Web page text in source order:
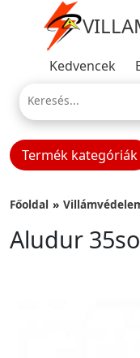
Kedvencek
Termék kategóriák
Főoldal
Aludur